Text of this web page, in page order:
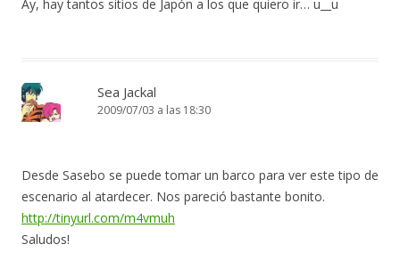
Ay, hay tantos sitios de Japón a los que quiero ir… u__u
Sea Jackal
2009/07/03 a las 18:30
Desde Sasebo se puede tomar un barco para ver este tipo de
escenario al atardecer. Nos pareció bastante bonito.
http://tinyurl.com/m4vmuh
Saludos!